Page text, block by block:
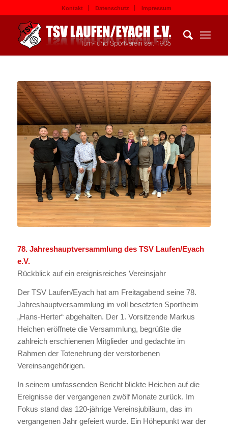
Kontakt Datenschutz Impressum
78. Jahreshauptversammlung des TSV Laufen/Eyach
e.V.
Rückblick auf ein ereignisreiches Vereinsjahr
Der TSV Laufen/Eyach hat am Freitagabend seine 78.
Jahreshauptversammlung im voll besetzten Sportheim
„Hans‑Herter“ abgehalten. Der 1. Vorsitzende Markus
Heichen eröffnete die Versammlung, begrüßte die
zahlreich erschienenen Mitglieder und gedachte im
Rahmen der Totenehrung der verstorbenen
Vereinsangehörigen.
In seinem umfassenden Bericht blickte Heichen auf die
Ereignisse der vergangenen zwölf Monate zurück. Im
Fokus stand das 120‑jährige Vereinsjubiläum, das im
vergangenen Jahr gefeiert wurde. Ein Höhepunkt war der